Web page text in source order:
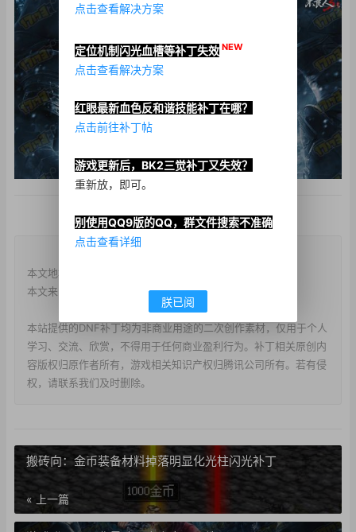
本文地址：
本文来自投稿，不代表本站立场，转载请注明出处。
本站提供的DNF补丁均为非商业用途的二次创作素材，仅用于个人
学习、交流、欣赏，不得用于任何商业盈利行为。补丁相关原创内
容版权归原作者所有，游戏相关知识产权归腾讯公司所有。若有侵
权，请联系我们及时删除。
搬砖向：金币装备材料掉落明显化光柱闪光补丁
« 上一篇
点击查看解决方案
定位机制闪光血槽等补丁失效 NEW
点击查看解决方案
红眼最新血色反和谐技能补丁在哪？
点击前往补丁帖
游戏更新后，BK2三觉补丁又失效？
重新放，即可。
别使用QQ9版的QQ，群文件搜索不准确
点击查看详细
朕已阅